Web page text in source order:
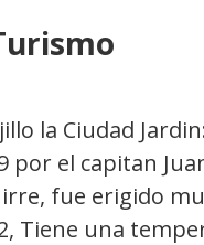
la Ciudad
por el capitan
fue erigido
Tiene una